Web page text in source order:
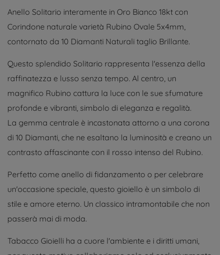
Anello Solitario interamente in Oro Bianco 18kt con
Corindone naturale varietà Rubino Ovale 5x4mm,
contornato da 10 Diamanti Naturali taglio Brillante.
Questo splendido Solitario rappresenta l'essenza della
raffinatezza e lusso senza tempo. Al centro, un
magnifico Rubino cattura la luce con le sue sfumature
profonde e vibranti, simbolo di eleganza e regalità.
La gemma centrale è incastonata attorno a una corona
di 10 Diamanti, che ne esaltano la luminosità e creano un
contrasto affascinante con il rosso intenso del Rubino.
Perfetto come anello di fidanzamento o per celebrare
un'occasione speciale, questo gioiello è un simbolo di
stile e amore eterno. Un classico intramontabile che non
passerà mai di moda.
Tabacco Gioielli ha a cuore l'ambiente e i diritti umani,